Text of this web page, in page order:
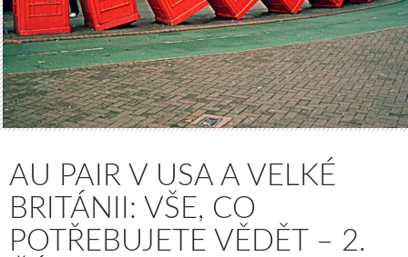
AU PAIR V USA A VELKÉ
BRITÁNII: VŠE, CO
POTŘEBUJETE VĚDĚT – 2.